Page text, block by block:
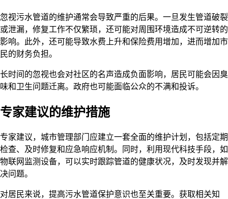
忽视污水管道的维护通常会导致严重的后果。一旦发生管道破裂
或泄漏，修复工作不仅繁琐，还可能对周围环境造成不可逆转的
影响。此外，还可能导致水费上升和保险费用增加，进而增加市
民的财务负担。
长时间的忽视也会对社区的名声造成负面影响，居民可能会因臭
味和卫生问题迁离。政府也可能面临公众的不满和投诉。
专家建议的维护措施
专家建议，城市管理部门应建立一套全面的维护计划，包括定期
检查、及时修复和应急响应机制。同时，利用现代科技手段，如
物联网监测设备，可以实时跟踪管道的健康状况，及时发现并解
决问题。
对居民来说，提高污水管道保护意识也至关重要。获取相关知